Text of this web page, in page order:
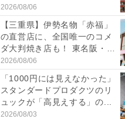
2026/08/06
【三重県】伊勢名物「赤福」
の直営店に、全国唯一のコメ
ダ大判焼き店も！ 東名阪・
伊...
2026/08/06
「1000円には見えなかった」
スタンダードプロダクツのリ
ュックが「高見えする」の...
2026/08/03